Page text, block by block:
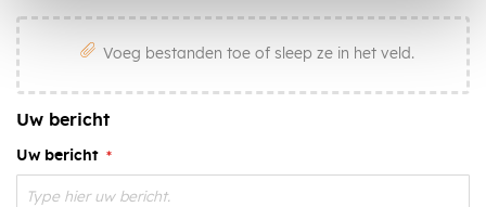
Voeg bestanden toe of sleep ze in het veld.
Uw bericht
Uw bericht